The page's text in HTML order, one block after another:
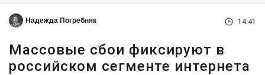
Надежда Погребняк 14:41
Массовые сбои фиксируют в
российском сегменте интернета